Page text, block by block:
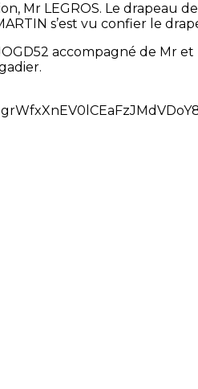
Mr LEGROS. Le drapeau
s’est vu confier le
accompagné de Mr et